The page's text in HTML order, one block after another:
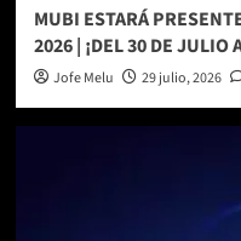
MUBI ESTARÁ
2026 | ¡DEL 30 DE JULIO
Jofe Melu 29 julio, 2026